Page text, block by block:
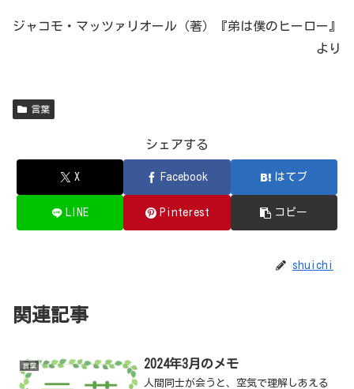
ジャコモ・マッツァリオール（著）『弟は僕のヒーロー』
より
言葉
シェアする
X Facebook はてブ
LINE Pinterest コピー
shuichi
関連記事
言葉 2024年3月のメモ
人間同士が会うと、空気で理解しあえる